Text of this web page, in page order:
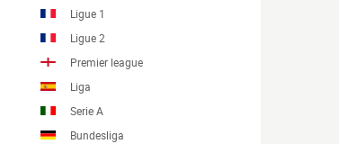
Ligue 1
Ligue 2
Premier league
Liga
Serie A
Bundesliga